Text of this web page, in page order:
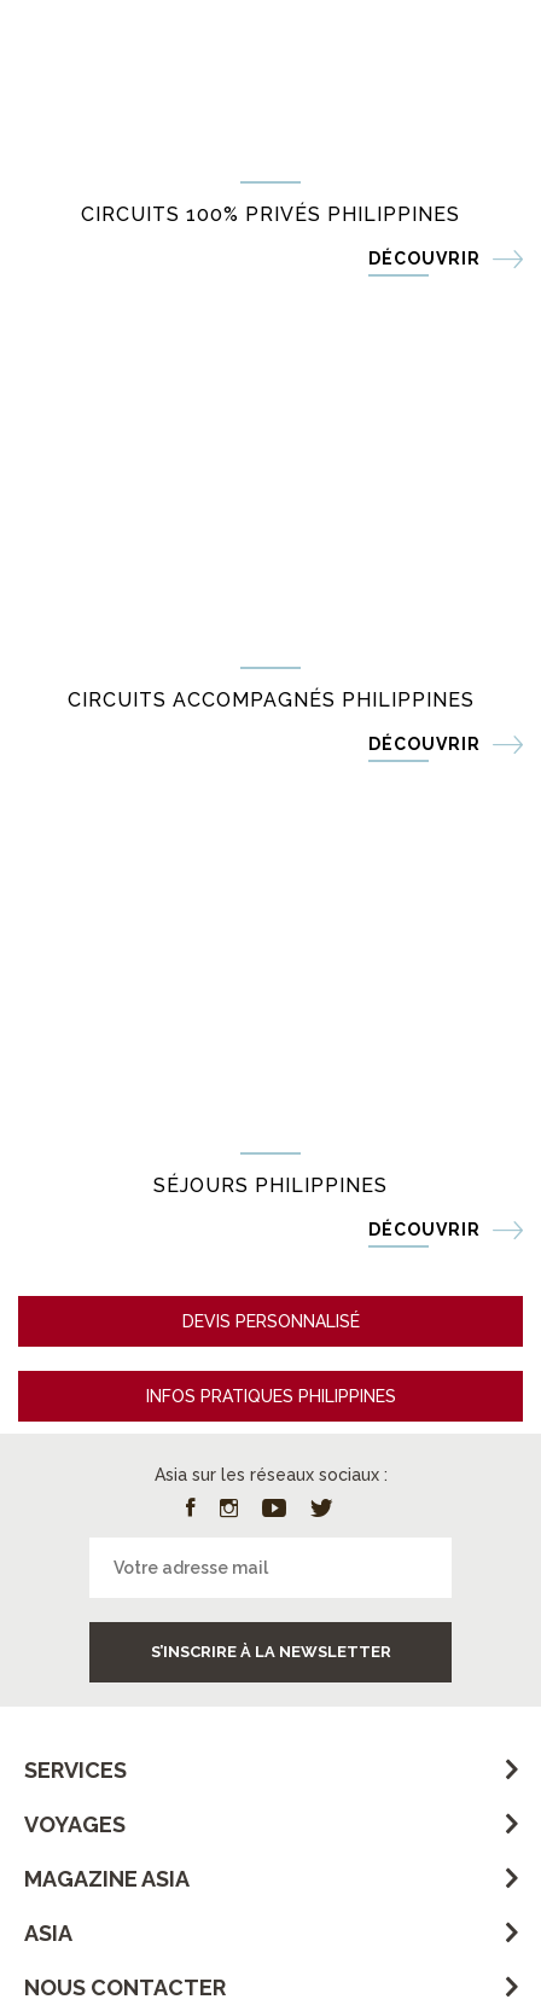
CIRCUITS 100% PRIVÉS PHILIPPINES
DÉCOUVRIR
CIRCUITS ACCOMPAGNÉS PHILIPPINES
DÉCOUVRIR
SÉJOURS PHILIPPINES
DÉCOUVRIR
DEVIS PERSONNALISÉ
INFOS PRATIQUES PHILIPPINES
Asia sur les réseaux sociaux :
S’INSCRIRE À LA NEWSLETTER
SERVICES
VOYAGES
MAGAZINE ASIA
ASIA
NOUS CONTACTER